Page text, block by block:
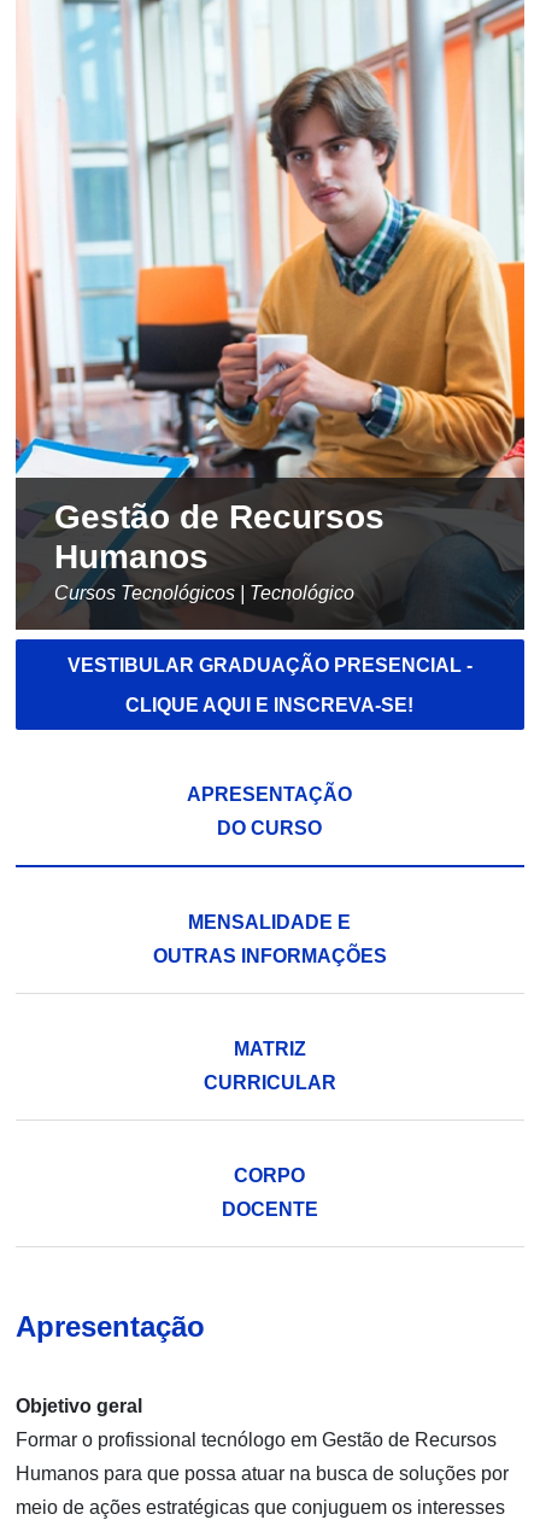
Gestão de Recursos
Humanos
Cursos Tecnológicos | Tecnológico
VESTIBULAR GRADUAÇÃO PRESENCIAL -
CLIQUE AQUI E INSCREVA-SE!
APRESENTAÇÃO
DO CURSO
MENSALIDADE E
OUTRAS INFORMAÇÕES
MATRIZ
CURRICULAR
CORPO
DOCENTE
Apresentação
Objetivo geral
Formar o profissional tecnólogo em Gestão de Recursos
Humanos para que possa atuar na busca de soluções por
meio de ações estratégicas que conjuguem os interesses